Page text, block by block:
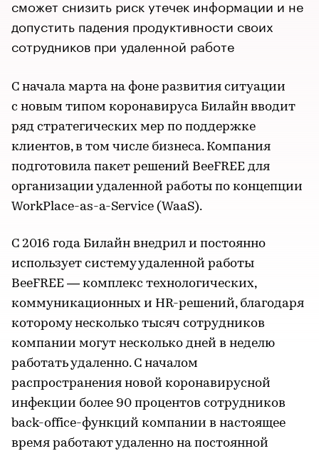
сможет снизить риск утечек информации и не
допустить падения продуктивности своих
сотрудников при удаленной работе
С начала марта на фоне развития ситуации
с новым типом коронавируса Билайн вводит
ряд стратегических мер по поддержке
клиентов, в том числе бизнеса. Компания
подготовила пакет решений BeeFREE для
организации удаленной работы по концепции
WorkPlace-as-a-Service (WaaS).
С 2016 года Билайн внедрил и постоянно
использует систему удаленной работы
BeeFREE — комплекс технологических,
коммуникационных и HR-решений, благодаря
которому несколько тысяч сотрудников
компании могут несколько дней в неделю
работать удаленно. С началом
распространения новой коронавирусной
инфекции более 90 процентов сотрудников
back-office-функций компании в настоящее
время работают удаленно на постоянной